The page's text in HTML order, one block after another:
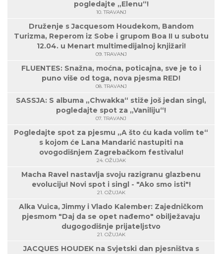
pogledajte „Elenu“!
10. TRAVANJ
Druženje s Jacquesom Houdekom, Bandom
Turizma, Reperom iz Sobe i grupom Boa II u subotu
12.04. u Menart multimedijalnoj knjižari!
09. TRAVANJ
FLUENTES: Snažna, moćna, poticajna, sve je to i
puno više od toga, nova pjesma RED!
08. TRAVANJ
SASSJA: S albuma „Chwakka“ stiže još jedan singl,
pogledajte spot za „Vaniliju“!
07. TRAVANJ
Pogledajte spot za pjesmu „A što ću kada volim te“
s kojom će Lana Mandarić nastupiti na
ovogodišnjem Zagrebačkom festivalu!
24. OŽUJAK
Macha Ravel nastavlja svoju razigranu glazbenu
evoluciju! Novi spot i singl - "Ako smo isti"!
21. OŽUJAK
Alka Vuica, Jimmy i Vlado Kalember: Zajedničkom
pjesmom "Daj da se opet nađemo" obilježavaju
dugogodišnje prijateljstvo
21. OŽUJAK
JACQUES HOUDEK na Svjetski dan pjesništva s